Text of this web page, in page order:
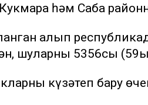
һәм Саба
алып
шуларның 5356сы
күзәтеп бару